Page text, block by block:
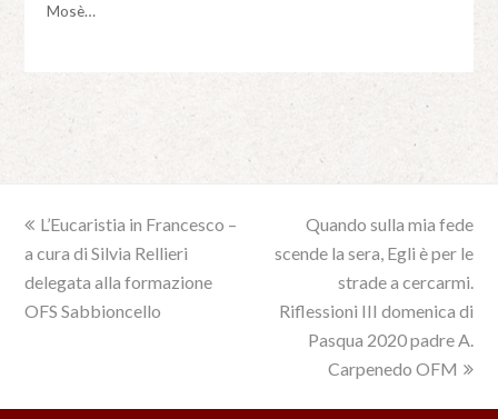
Mosè…
previous
post:
L’Eucaristia in Francesco –
a cura di Silvia Rellieri
delegata alla formazione
OFS Sabbioncello
next
post:
Quando sulla mia fede
scende la sera, Egli è per le
strade a cercarmi.
Riflessioni III domenica di
Pasqua 2020 padre A.
Carpenedo OFM